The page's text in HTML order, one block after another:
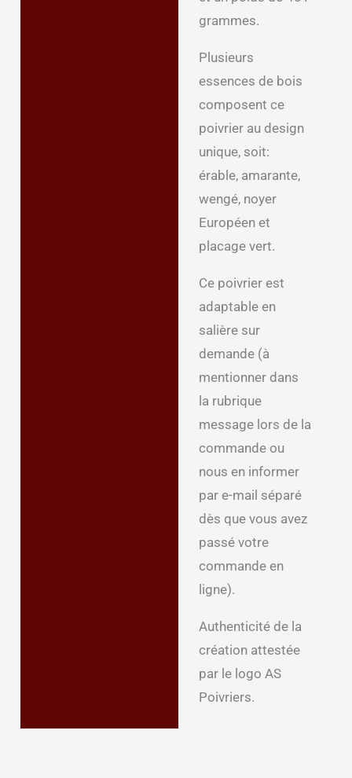
grammes.
Plusieurs
essences de bois
composent ce
poivrier au design
unique, soit:
érable, amarante,
wengé, noyer
Européen et
placage vert.
Ce poivrier est
adaptable en
salière sur
demande (à
mentionner dans
la rubrique
message lors de la
commande ou
nous en informer
par e-mail séparé
dès que vous avez
passé votre
commande en
ligne).
Authenticité de la
création attestée
par le logo AS
Poivriers.